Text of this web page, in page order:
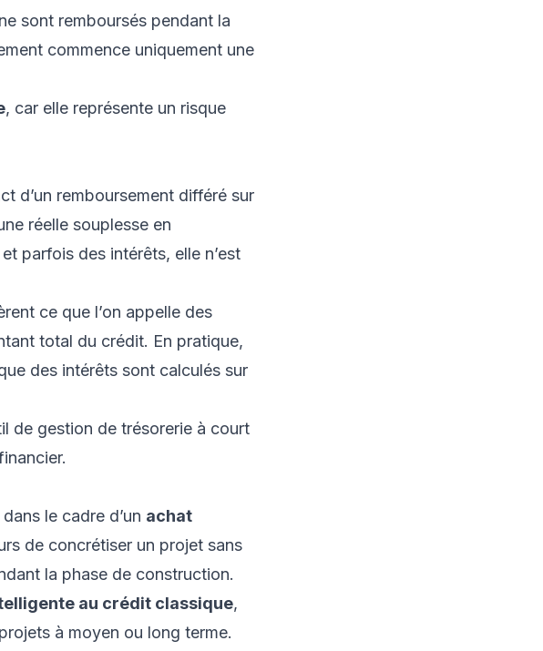
sont remboursés pendant la
commence uniquement une
, car elle représente un risque
d’un remboursement différé sur
réelle souplesse en
parfois des intérêts, elle n’est
ce que l’on appelle des
total du crédit. En pratique,
des intérêts sont calculés sur
de gestion de trésorerie à court
le cadre d’un achat
de concrétiser un projet sans
la phase de construction.
au crédit classique,
à moyen ou long terme.